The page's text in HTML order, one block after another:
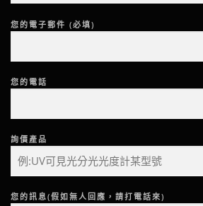
您的電子郵件 (必填)
您的電話
詢價產品
您的訊息(假如無人回應，請打電話來)